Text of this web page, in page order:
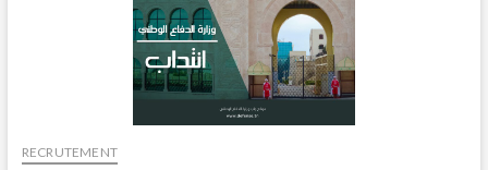
RECRUTEMENT